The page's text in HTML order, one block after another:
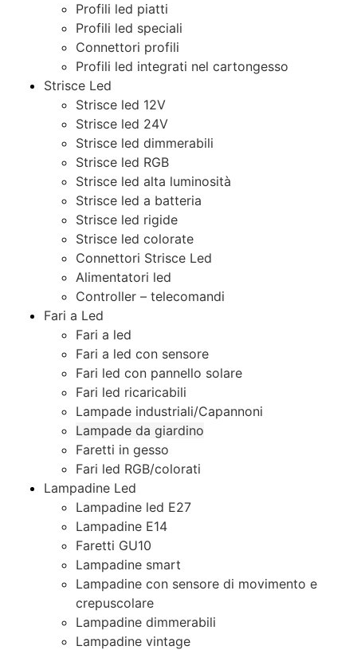
Profili led piatti
Profili led speciali
Connettori profili
Profili led integrati nel cartongesso
Strisce Led
Strisce led 12V
Strisce led 24V
Strisce led dimmerabili
Strisce led RGB
Strisce led alta luminosità
Strisce led a batteria
Strisce led rigide
Strisce led colorate
Connettori Strisce Led
Alimentatori led
Controller – telecomandi
Fari a Led
Fari a led
Fari a led con sensore
Fari led con pannello solare
Fari led ricaricabili
Lampade industriali/Capannoni
Lampade da giardino
Faretti in gesso
Fari led RGB/colorati
Lampadine Led
Lampadine led E27
Lampadine E14
Faretti GU10
Lampadine smart
Lampadine con sensore di movimento e
crepuscolare
Lampadine dimmerabili
Lampadine vintage